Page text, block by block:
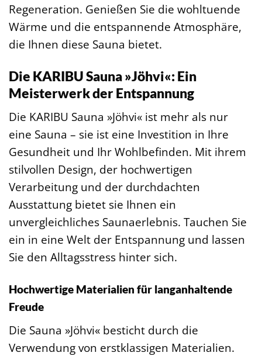
Regeneration. Genießen Sie die wohltuende
Wärme und die entspannende Atmosphäre,
die Ihnen diese Sauna bietet.
Die KARIBU Sauna »Jöhvi«: Ein
Meisterwerk der Entspannung
Die KARIBU Sauna »Jöhvi« ist mehr als nur
eine Sauna – sie ist eine Investition in Ihre
Gesundheit und Ihr Wohlbefinden. Mit ihrem
stilvollen Design, der hochwertigen
Verarbeitung und der durchdachten
Ausstattung bietet sie Ihnen ein
unvergleichliches Saunaerlebnis. Tauchen Sie
ein in eine Welt der Entspannung und lassen
Sie den Alltagsstress hinter sich.
Hochwertige Materialien für langanhaltende
Freude
Die Sauna »Jöhvi« besticht durch die
Verwendung von erstklassigen Materialien.